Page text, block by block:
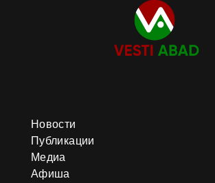
Новости
Публикации
Медиа
Афиша